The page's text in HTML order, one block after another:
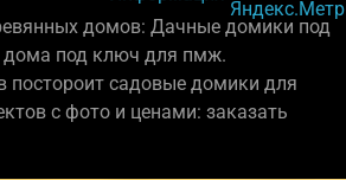
домов: Дачные домики под
дома под ключ для пмж.
постороит садовые домики для
с фото и ценами: заказать